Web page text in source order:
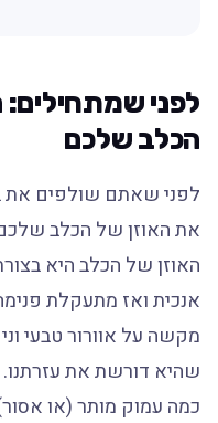
לפני שמתחילים:
הכלב שלכם
לפני שאתם שולפים את
את האוזן של הכלב
אנכית ואז מתעקלת
מקשה על אוורור טבעי
שהיא דורשת את עזרתנו.
כמה עמוק מותר (או